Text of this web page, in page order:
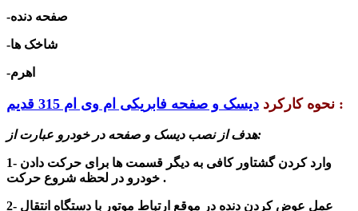
-صفحه دنده
-شاخک ها
-اهرم
نحوه کارکرد دیسک و صفحه فابریکی ام وی ام 315 قدیم :
هدف از نصب دیسک و صفحه در خودرو عبارت از:
1- وارد کردن گشتاور کافی به دیگر قسمت ها برای حرکت دادن
خودرو در لحظه شروع حرکت .
2- عمل عوض کردن دنده در موقع ارتباط موتور با دستگاه انتقال